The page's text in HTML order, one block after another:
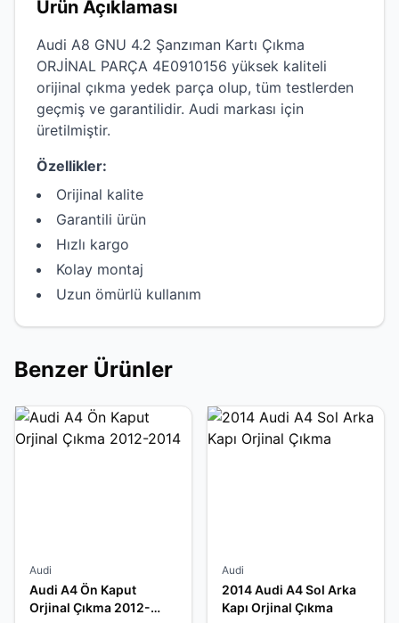
Ürün Açıklaması
Audi A8 GNU 4.2 Şanzıman Kartı Çıkma
ORJİNAL PARÇA 4E0910156 yüksek kaliteli
orijinal çıkma yedek parça olup, tüm testlerden
geçmiş ve garantilidir. Audi markası için
üretilmiştir.
Özellikler:
Orijinal kalite
Garantili ürün
Hızlı kargo
Kolay montaj
Uzun ömürlü kullanım
Benzer Ürünler
Audi
Audi A4 Ön Kaput
Orjinal Çıkma 2012-
Audi
2014 Audi A4 Sol Arka
Kapı Orjinal Çıkma